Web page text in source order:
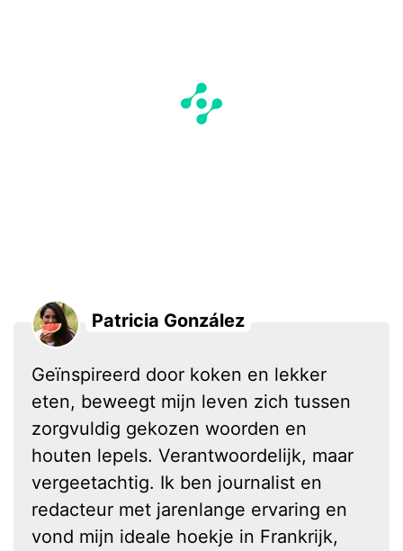
Patricia González
Geïnspireerd door koken en lekker
eten, beweegt mijn leven zich tussen
zorgvuldig gekozen woorden en
houten lepels. Verantwoordelijk, maar
vergeetachtig. Ik ben journalist en
redacteur met jarenlange ervaring en
vond mijn ideale hoekje in Frankrijk,